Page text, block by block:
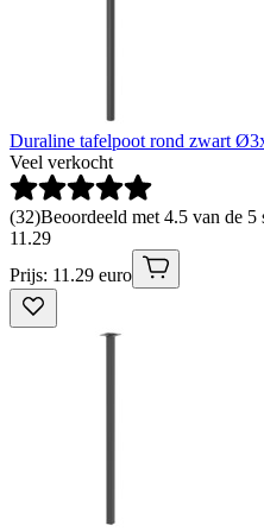
Duraline tafelpoot rond zwart
Veel verkocht
(32)Beoordeeld met 4.5 van de
11 .29
Prijs: 11.29 euro